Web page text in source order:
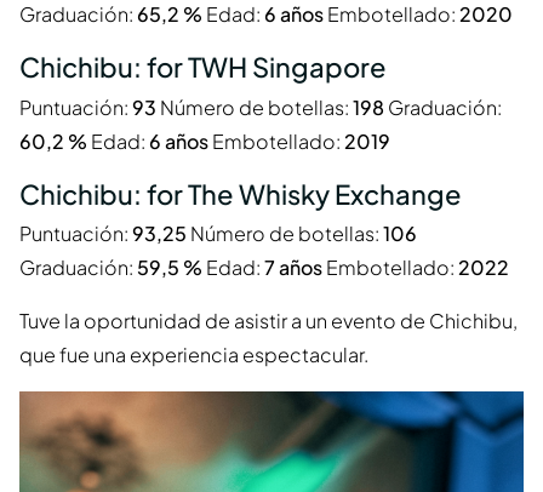
Graduación: 65,2 % Edad: 6 añosEmbotellado:2020
Chichibu: for TWH Singapore
Puntuación:93 Número de botellas:198 Graduación:
60,2 % Edad: 6 añosEmbotellado: 2019
Chichibu: for The Whisky Exchange
Puntuación:93,25 Número de botellas:106
Graduación: 59,5 % Edad:7 añosEmbotellado: 2022
Tuve la oportunidad de asistir a un evento de Chichibu,
que fue una experiencia espectacular.